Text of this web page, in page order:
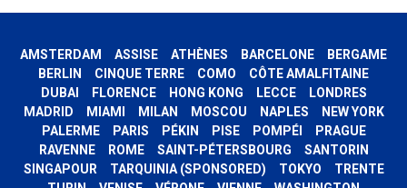
AMSTERDAM ASSISE ATHÈNES BARCELONE
BERGAME
BERLIN
CINQUE TERRE COMO
CÔTE AMALFITAINE
DUBAI
FLORENCE HONG KONG LECCE
LONDRES
MADRID
MIAMI MILAN MOSCOU NAPLES
NEW YORK
PALERME
PARIS PÉKIN PISE POMPÉI
PRAGUE
RAVENNE
ROME SAINT-PÉTERSBOURG
SANTORIN
SINGAPOUR
TARQUINIA (SPONSORED) TOKYO
TRENTE